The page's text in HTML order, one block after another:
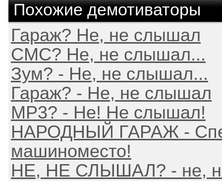
Похожие демотиваторы
Гараж? Не, не слышал
СМС? Не, не слышал...
Зум? - Не, не слышал...
Гараж? - Не, не слышал
MP3? - Не! Не слышал!
НАРОДНЫЙ ГАРАЖ -
машиноместо!
НЕ, НЕ СЛЫШАЛ? - не,